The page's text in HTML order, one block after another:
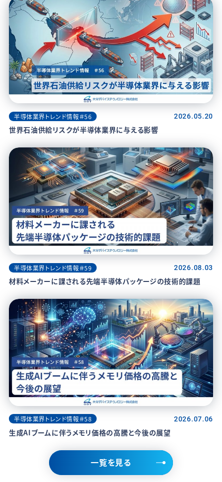
半導体業界トレンド情報＃56 2026.05.20
世界石油供給リスクが半導体業界に与える影響
半導体業界トレンド情報＃59 2026.08.03
材料メーカーに課される先端半導体パッケージの技術的課題
半導体業界トレンド情報＃58 2026.07.06
生成AIブームに伴うメモリ価格の高騰と今後の展望
一覧を見る